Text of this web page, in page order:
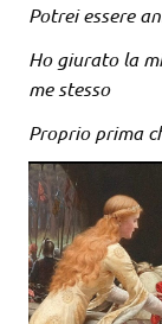
Potrei essere
Ho giurato la
me stesso
Proprio prima